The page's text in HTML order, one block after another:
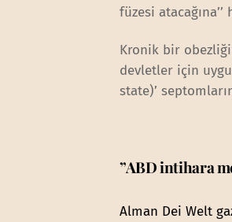
füzesi
Kronik bir
devletler için
state)’
”ABD intihara
Alman Dei Welt